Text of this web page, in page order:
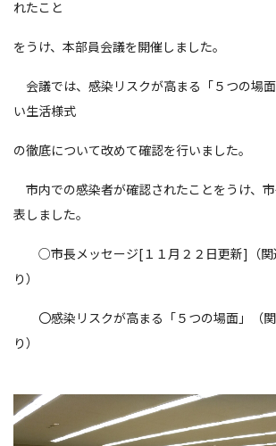
れたこと
をうけ、本部員会議を開催しました。
会議では、感染リスクが高まる「５つの場
い生活様式
の徹底について改めて確認を行いました。
市内での感染者が確認されたことをうけ、
表しました。
○市長メッセージ[１１月２２日更新]（関
り）
〇感染リスクが高まる「５つの場面」（
り）